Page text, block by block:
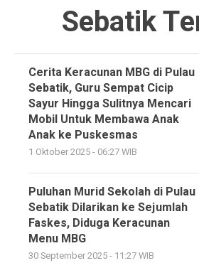
Sebatik
Cerita Keracunan MBG di Pulau
Sebatik, Guru Sempat Cicip
Sayur Hingga Sulitnya Mencari
Mobil Untuk Membawa Anak
Anak ke Puskesmas
1 Oktober 2025 - 06:27 WIB
Puluhan Murid Sekolah di Pulau
Sebatik Dilarikan ke Sejumlah
Faskes, Diduga Keracunan
Menu MBG
30 September 2025 - 11:27 WIB